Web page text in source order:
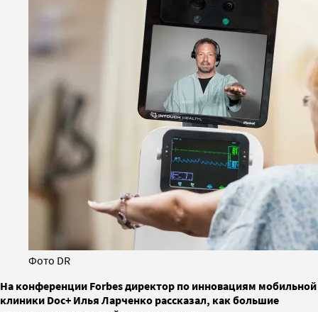
Фото DR
На конференции Forbes директор по инновациям мобильной
клиники Doc+ Илья Ларченко рассказал, как большие